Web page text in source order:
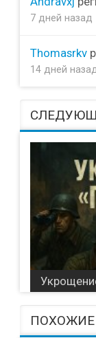
7 дней назад
Thomasrkv
14 дней